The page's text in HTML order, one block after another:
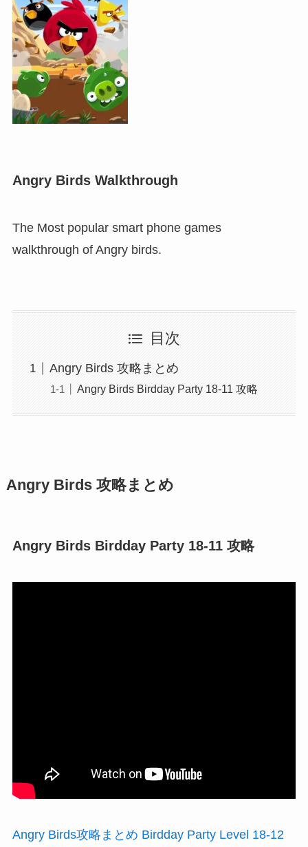
Angry Birds Walkthrough
The Most popular smart phone games
walkthrough of Angry birds.
目次
Angry Birds 攻略まとめ
Angry Birds Birdday Party 18-11 攻略
Angry Birds 攻略まとめ
Angry Birds Birdday Party 18-11 攻略
Angry Birds攻略まとめ Birdday Party Level 18-12